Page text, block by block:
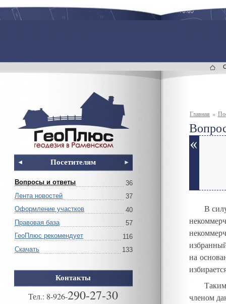
Посетителям
Вопросы и ответы
36
Лента новостей
37
Оформление участков
40
Правовая база
57
ГеоПлюс рекомендует
116
Скачать
133
Контакты
Тел.: 8-926-290-27-30
Главная »
В
на
членом